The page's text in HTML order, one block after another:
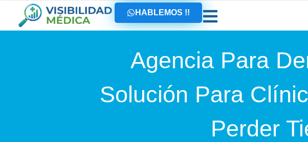
HABLEMOS !!
Agencia Para
Solución Para
Perder